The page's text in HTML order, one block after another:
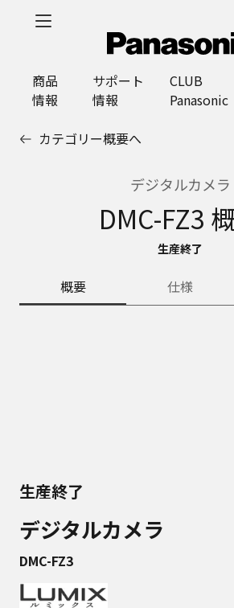
商品
情報
サポート
情報
CLUB
Panasonic
カテゴリー概要へ
デジタルカメラ
DMC-FZ3
生産終了
概要 仕様
生産終了
デジタルカメラ
DMC-FZ3